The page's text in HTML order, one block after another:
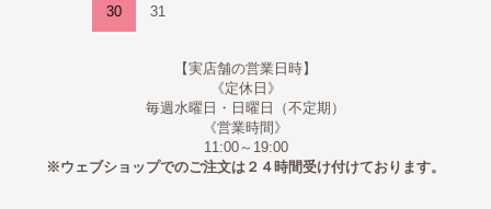
30 31
【実店舗の営業日時】
《定休日》
毎週水曜日・日曜日（不定期）
《営業時間》
11:00～19:00
※ウェブショップでのご注文は２４時間受け付けております。